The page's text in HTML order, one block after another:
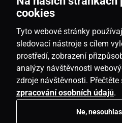
Souhlasím sezásadami zpracování
CZ
cookies
Tyto webové stránky
sledovací nástroje s cílem
prostředí, zobrazení
analýzy návštěvnosti
zdroje návštěvnosti. Přečtěte
zpracování osobních údajů.
Ne,